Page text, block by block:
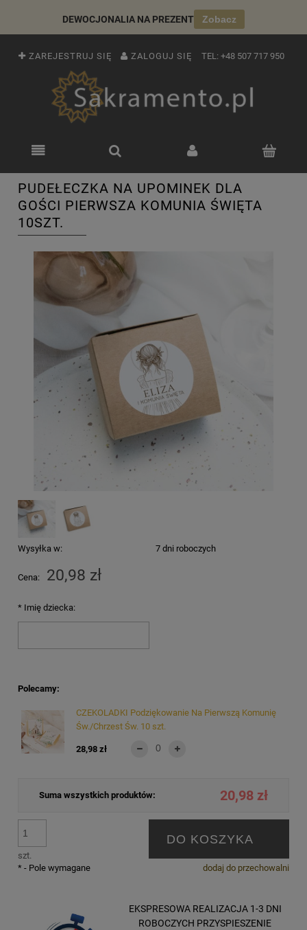
DEWOCJONALIA NA PREZENT Zobacz
ZAREJESTRUJ SIĘ ZALOGUJ SIĘ TEL: +48 507 717 950
PUDEŁECZKA NA UPOMINEK DLA
GOŚCI PIERWSZA KOMUNIA ŚWIĘTA
10SZT.
Wysyłka w: 7 dni roboczych
Cena: 20,98 zł
* Imię dziecka:
Polecamy:
CZEKOLADKI Podziękowanie Na Pierwszą Komunię
Św./Chrzest Św. 10 szt.
28,98 zł
Suma wszystkich produktów: 20,98 zł
szt.
DO KOSZYKA
dodaj do przechowalni
* - Pole wymagane
EKSPRESOWA REALIZACJA 1-3 DNI
ROBOCZYCH PRZYSPIESZENIE